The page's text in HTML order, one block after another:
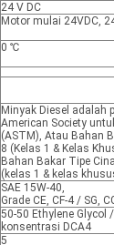
24 V DC
Motor mulai 24VDC,
0 ℃
Minyak Diesel adalah
American Society
(ASTM), Atau Bahan
8 (Kelas 1 & Kelas
Bahan Bakar Tipe
(kelas 1 & kelas
SAE 15W-40,
Grade CE, CF-4 / SG,
50-50 Ethylene Glycol
konsentrasi DCA4
5